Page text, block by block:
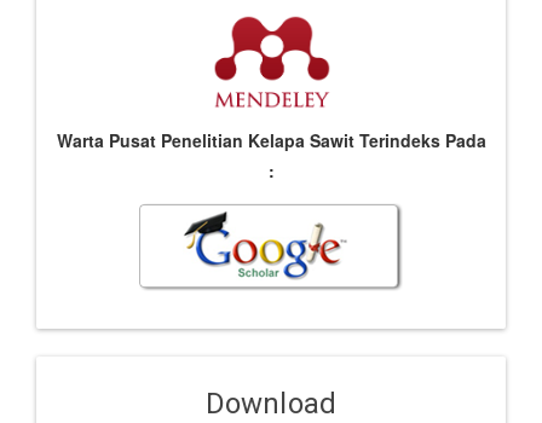
Warta Pusat Penelitian Kelapa Sawit Terindeks Pada
:
Download